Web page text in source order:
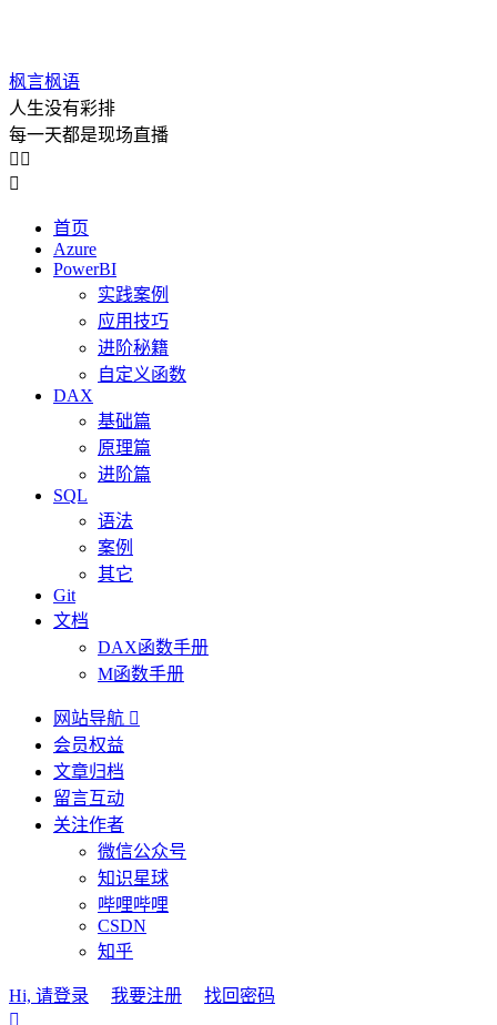
枫言枫语
人生没有彩排
每一天都是现场直播
 

首页
Azure
PowerBI
实践案例
应用技巧
进阶秘籍
自定义函数
DAX
基础篇
原理篇
进阶篇
SQL
语法
案例
其它
Git
文档
DAX函数手册
M函数手册
网站导航 
会员权益
文章归档
留言互动
关注作者
微信公众号
知识星球
哔哩哔哩
CSDN
知乎
Hi, 请登录 我要注册
找回密码
